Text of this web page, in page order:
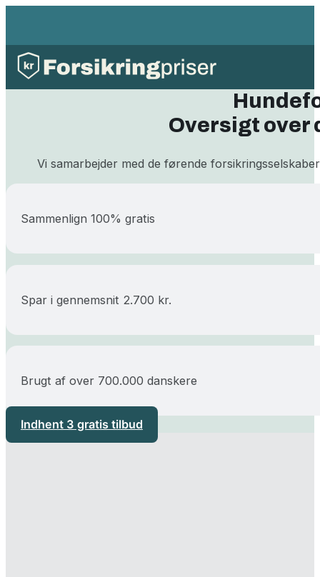
Oversigt over
Vi samarbejder med de førende
Sammenlign 100% gratis
Spar i gennemsnit 2.700 kr.
Brugt af over 700.000 danskere
Indhent 3 gratis tilbud